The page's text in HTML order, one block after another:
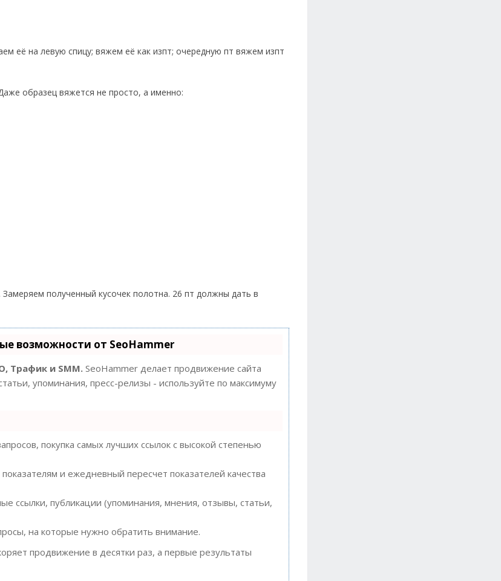
её на левую спицу; вяжем её как изпт; очередную пт вяжем изпт
образец вяжется не просто, а именно:
полученный кусочек полотна. 26 пт должны дать в
возможности от SeoHammer
Трафик и SMM.SeoHammer делает продвижение сайта
упоминания, пресс-релизы - используйте по максимуму
покупка самых лучших ссылок с высокой степенью
и ежедневный пересчет показателей качества
ссылки, публикации (упоминания, мнения, отзывы, статьи,
на которые нужно обратить внимание.
продвижение в десятки раз, а первые результаты